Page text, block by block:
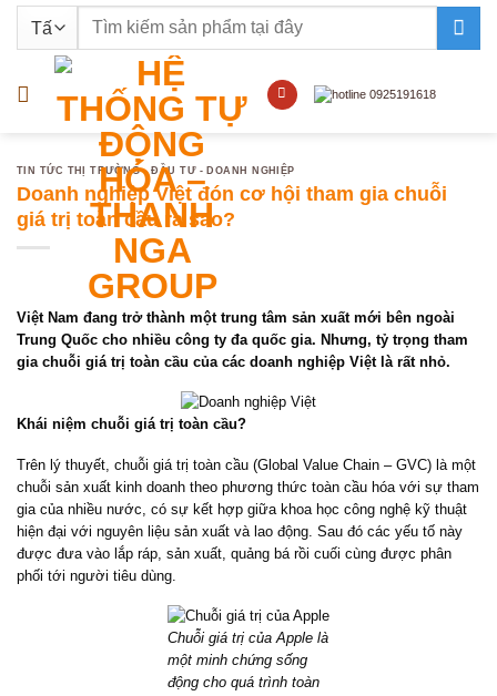
nội
Tìm
TIN TỨC THỊ TRƯỜNG - ĐẦU TƯ - DOANH NGHIỆP
Doanh nghiệp Việt đón cơ hội tham gia chuỗi
giá trị toàn cầu ra sao?
Việt Nam đang trở thành một trung tâm sản xuất mới bên ngoài
Trung Quốc cho nhiều công ty đa quốc gia. Nhưng, tỷ trọng tham
gia chuỗi giá trị toàn cầu của các doanh nghiệp Việt là rất nhỏ.
Khái niệm chuỗi giá trị toàn cầu?
Trên lý thuyết, chuỗi giá trị toàn cầu (Global Value Chain – GVC) là một
chuỗi sản xuất kinh doanh theo phương thức toàn cầu hóa với sự tham
gia của nhiều nước, có sự kết hợp giữa khoa học công nghệ kỹ thuật
hiện đại với nguyên liệu sản xuất và lao động. Sau đó các yếu tố này
được đưa vào lắp ráp, sản xuất, quảng bá rồi cuối cùng được phân
phối tới người tiêu dùng.
Chuỗi giá trị của Apple là
một minh chứng sống
động cho quá trình toàn